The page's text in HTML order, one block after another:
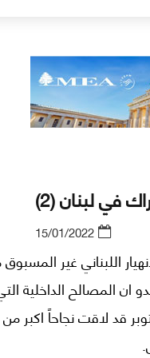
في لبنان (2)
15/01/2022
اللبناني غير
ان المصالح الداخلية
تشرين/أكتوبر قد لاقت نجاحاً